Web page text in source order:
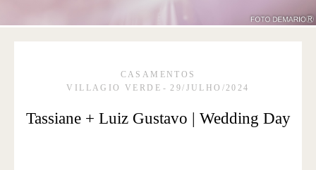
CASAMENTOS
VILLAGIO VERDE
29/JULHO/2024
Tassiane + Luiz Gustavo | Wedding Day